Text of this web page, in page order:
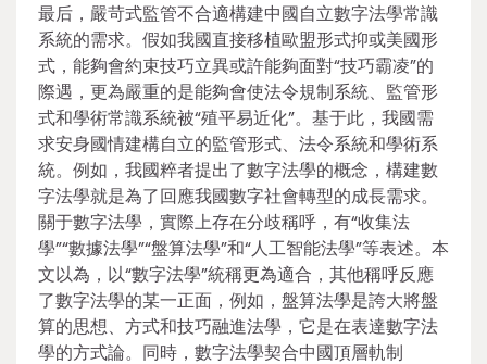
最后，嚴苛式監管不合適構建中國自立數字法學常識
系統的需求。假如我國直接移植歐盟形式抑或美國形
式，能夠會約束技巧立異或許能夠面對“技巧霸凌”的
際遇，更為嚴重的是能夠會使法令規制系統、監管形
式和學術常識系統被“殖平易近化”。基于此，我國需
求安身國情建構自立的監管形式、法令系統和學術系
統。例如，我國粹者提出了數字法學的概念，構建數
字法學就是為了回應我國數字社會轉型的成長需求。
關于數字法學，實際上存在分歧稱呼，有“收集法
學”“數據法學”“盤算法學”和“人工智能法學”等表述。本
文以為，以“數字法學”統稱更為適合，其他稱呼反應
了數字法學的某一正面，例如，盤算法學是誇大將盤
算的思想、方式和技巧融進法學，它是在表達數字法
學的方式論。同時，數字法學契合中國頂層軌制